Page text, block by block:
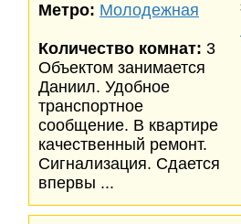
Метро: Молодежная
Количество комнат: 3
Объектом занимается
Даниил. Удобное
транспортное
сообщение. В квартире
качественный ремонт.
Сигнализация. Сдается
впервы ...